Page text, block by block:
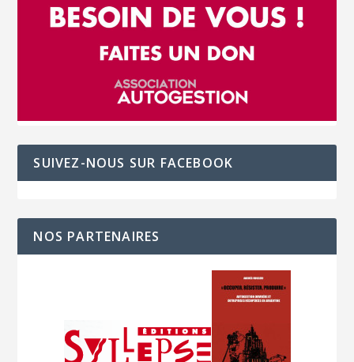
SUIVEZ-NOUS SUR FACEBOOK
NOS PARTENAIRES